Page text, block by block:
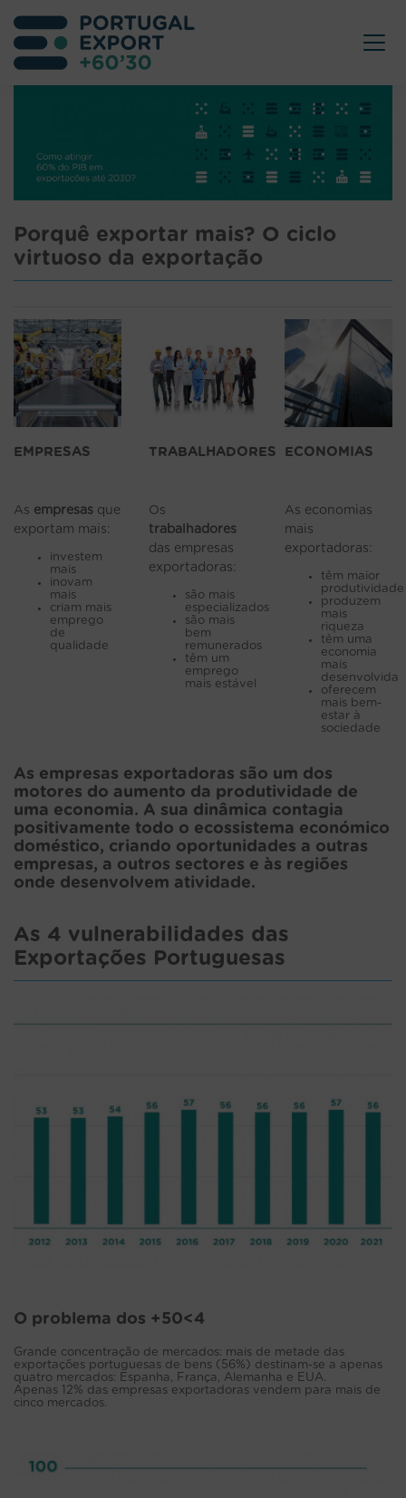
Porquê exportar mais? O ciclo
virtuoso da exportação
EMPRESAS
As empresas que
exportam mais:
investem
mais
inovam
mais
criam mais
emprego
de
qualidade
TRABALHADORES
Os
trabalhadores
das empresas
exportadoras:
são mais
especializados
são mais
bem
remunerados
têm um
emprego
mais estável
ECONOMIAS
As economias
mais
exportadoras:
têm maior
produtividade
produzem
mais
riqueza
têm uma
economia
mais
desenvolvida
oferecem
mais bem-
estar à
sociedade
As empresas exportadoras são um dos
motores do aumento da produtividade de
uma economia. A sua dinâmica contagia
positivamente todo o ecossistema económico
doméstico, criando oportunidades a outras
empresas, a outros sectores e às regiões
onde desenvolvem atividade.
As 4 vulnerabilidades das
Exportações Portuguesas
O problema dos +50<4
Grande concentração de mercados: mais de metade das
exportações portuguesas de bens (56%) destinam-se a apenas
quatro mercados: Espanha, França, Alemanha e EUA.
Apenas 12% das empresas exportadoras vendem para mais de
cinco mercados.